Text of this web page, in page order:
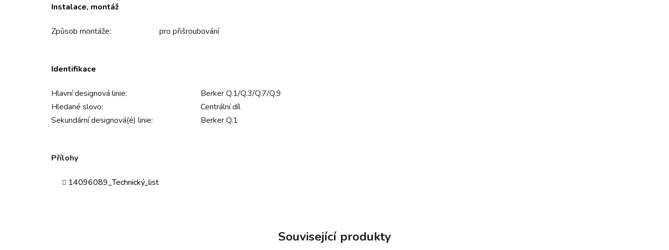
Instalace, montáž
Způsob montáže: pro přišroubování
Identifikace
Hlavní designová linie:
Berker Q.1/Q.3/Q.7/Q.9
Hledané slovo:
Centrální díl
Sekundární designová(é) linie:
Berker Q.1
Přílohy
14096089_Technický_list
Související produkty